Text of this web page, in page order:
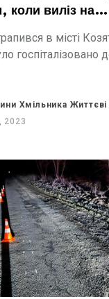
коли виліз на
в місті
госпіталізовано
Хмільника Життєві
2023